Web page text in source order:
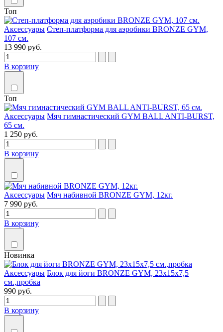
Топ
Аксессуары Степ-платформа для аэробики BRONZE GYM,
107 см.
13 990 руб.
В корзину
Топ
Аксессуары Мяч гимнастический GYM BALL ANTI-BURST,
65 см.
1 250 руб.
В корзину
Аксессуары Мяч набивной BRONZE GYM, 12кг.
7 990 руб.
В корзину
Новинка
Аксессуары Блок для йоги BRONZE GYM, 23х15х7,5
см.,пробка
990 руб.
В корзину